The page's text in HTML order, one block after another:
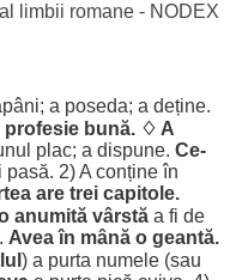
limbii romane - NODEX
; a poseda; a deține.
profesie bună. ♢ A
plac; a dispune. Ce-
pasă. 2) A conțineîn
are trei capitole.
anumită vârstăa fi de
Avea în mânăo geantă.
) a purta numele(sau